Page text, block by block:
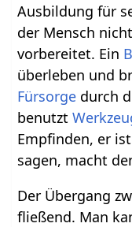
Ausbildung für
der Mensch
vorbereitet. Ein
überleben und
Fürsorge durch
benutzt
Empfinden, er
sagen, macht
Der Übergang
fließend. Man